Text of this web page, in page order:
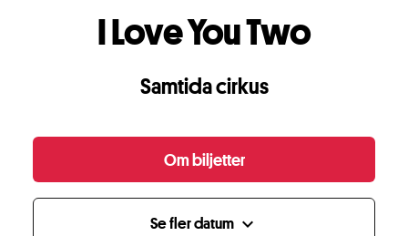
I Love You Two
Samtida cirkus
Om biljetter
Se fler datum expand_more